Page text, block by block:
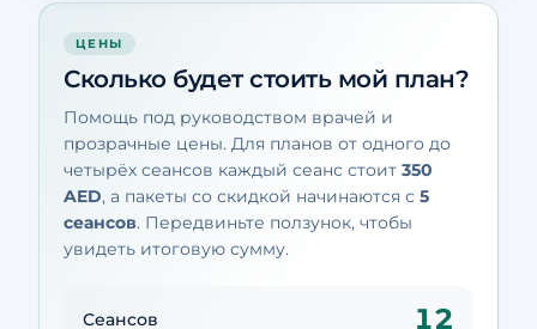
ЦЕНЫ
Сколько будет стоить мой план?
Помощь под руководством врачей и
прозрачные цены. Для планов от одного до
четырёх сеансов каждый сеанс стоит 350
AED, а пакеты со скидкой начинаются с 5
сеансов. Передвиньте ползунок, чтобы
увидеть итоговую сумму.
Сеансов 12